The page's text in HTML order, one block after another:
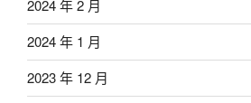
2024 年 2 月
2024 年 1 月
2023 年 12 月